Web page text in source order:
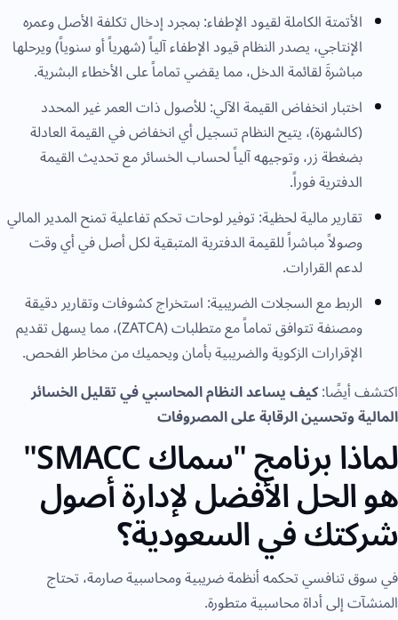
الأتمتة الكاملة لقيود الإطفاء: بمجرد إدخال تكلفة الأصل وعمره
الإنتاجي، يصدر النظام قيود الإطفاء آلياً (شهرياً أو سنوياً) ويرحلها
مباشرةَ لقائمة الدخل، مما يقضي تماماً على الأخطاء البشرية.
اختبار انخفاض القيمة الآلي: للأصول ذات العمر غير المحدد
(كالشهرة)، يتيح النظام تسجيل أي انخفاض في القيمة العادلة
بضغطة زر، وتوجيهه آلياً لحساب الخسائر مع تحديث القيمة
الدفترية فوراً.
تقارير مالية لحظية: توفير لوحات تحكم تفاعلية تمنح المدير المالي
وصولاً مباشراً للقيمة الدفترية المتبقية لكل أصل في أي وقت
لدعم القرارات.
الربط مع السجلات الضريبية: استخراج كشوفات وتقارير دقيقة
ومصنفة تتوافق تماماً مع متطلبات (ZATCA)، مما يسهل تقديم
الإقرارات الزكوية والضريبية بأمان ويحميك من مخاطر الفحص.
اكتشف أيضًا:كيف يساعد النظام المحاسبي في تقليل الخسائر
المالية وتحسين الرقابة على المصروفات
لماذا برنامج "سماك SMACC"
هو الحل الأفضل لإدارة أصول
شركتك في السعودية؟
في سوق تنافسي تحكمه أنظمة ضريبية ومحاسبية صارمة، تحتاج
المنشآت إلى أداة محاسبية متطورة.